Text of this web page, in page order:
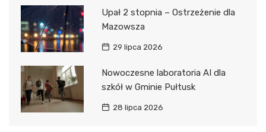
Upał 2 stopnia – Ostrzeżenie dla
Mazowsza
29 lipca 2026
Nowoczesne laboratoria AI dla
szkół w Gminie Pułtusk
28 lipca 2026